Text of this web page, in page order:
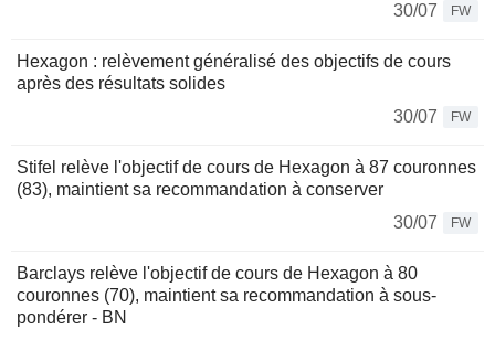
30/07
FW
Hexagon : relèvement généralisé des objectifs de cours
après des résultats solides
30/07
FW
Stifel relève l'objectif de cours de Hexagon à 87 couronnes
(83), maintient sa recommandation à conserver
30/07
FW
Barclays relève l'objectif de cours de Hexagon à 80
couronnes (70), maintient sa recommandation à sous-
pondérer - BN